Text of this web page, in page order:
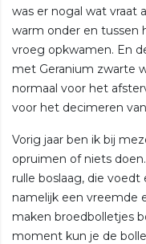
was er nogal wat vraat
warm onder en tussen
vroeg opkwamen. En
met Geranium zwarte
normaal voor het
voor het decimeren
Vorig jaar ben ik bij
opruimen of niets
rulle boslaag, die
namelijk een vreemde
maken broedbolletjes
moment kun je de